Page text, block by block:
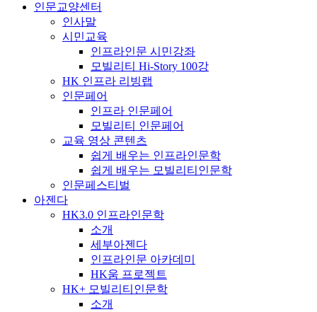
인문교양센터
인사말
시민교육
인프라인문 시민강좌
모빌리티 Hi-Story 100강
HK 인프라 리빙랩
인문페어
인프라 인문페어
모빌리티 인문페어
교육 영상 콘텐츠
쉽게 배우는 인프라인문학
쉽게 배우는 모빌리티인문학
인문페스티벌
아젠다
HK3.0 인프라인문학
소개
세부아젠다
인프라인문 아카데미
HK움 프로젝트
HK+ 모빌리티인문학
소개